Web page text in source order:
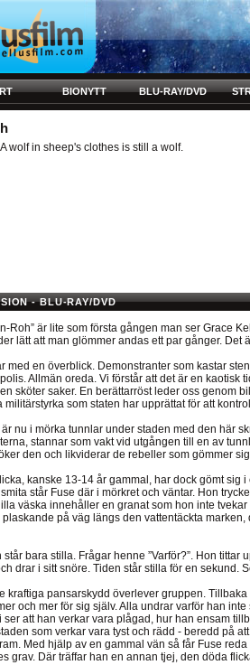
BIONYTT BLU-RAY/DVD
A wolf in sheep's clothes is still a wolf.
- BLU-RAY/DVD
Roh” är lite som första gången man ser Grace
lätt att man glömmer andas ett par gånger. Det
med en överblick. Demonstranter som kastar
Allmän oreda. Vi förstår att det är en kaotisk
sköter saker. En berättarröst leder oss genom
militärstyrka som staten har upprättat för att
är nu i mörka tunnlar under staden med den här
stannar som vakt vid utgången till en av
den och likviderar de rebeller som gömmer
kanske 13-14 år gammal, har dock gömt sig
står Fuse där i mörkret och väntar. Hon
väska innehåller en granat som hon inte
på väg längs den vattentäckta marken,
står bara stilla. Frågar henne ”Varför?”. Hon tittar
drar i sitt snöre. Tiden står stilla för en sekund.
kraftiga pansarskydd överlever gruppen.
och mer för sig själv. Alla undrar varför han
ser att han verkar vara plågad, hur han ensam
som verkar vara tyst och rädd - beredd på
Med hjälp av en gammal vän så får Fuse
grav. Där träffar han en annan tjej, den döda